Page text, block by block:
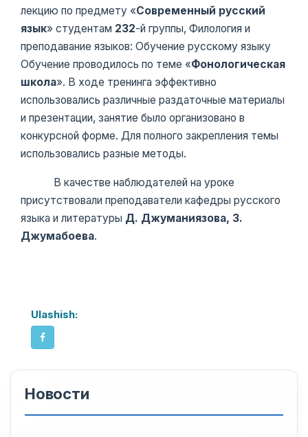
лекцию по предмету «Современный русский
язык» студентам 232-й группы, Филология и
преподавание языков: Обучение русскому языку
Обучение проводилось по теме «Фонологическая
школа». В ходе тренинга эффективно
использовались различные раздаточные материалы
и презентации, занятие было организовано в
конкурсной форме. Для полного закрепления темы
использовались разные методы.
В качестве наблюдателей на уроке
присутствовали преподаватели кафедры русского
языка и литературы Д. Джуманиязова, З.
Джумабоева.
Ulashish:
Новости